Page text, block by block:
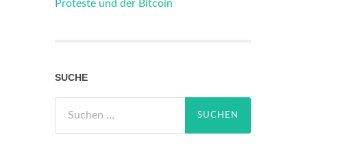
Proteste und der Bitcoin
SUCHE
nach: